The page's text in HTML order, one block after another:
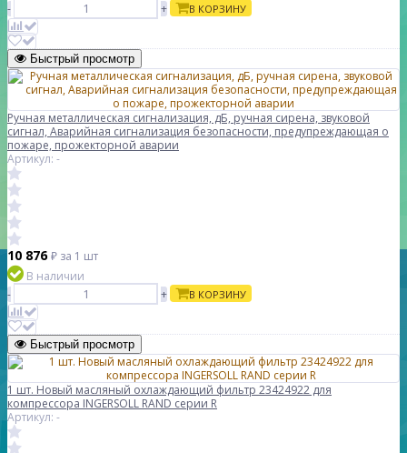
-
+ В КОРЗИНУ
Быстрый просмотр
Ручная металлическая сигнализация, дБ, ручная сирена, звуковой
сигнал, Аварийная сигнализация безопасности, предупреждающая о
пожаре, прожекторной аварии
Артикул: -
10 876₽ за 1 шт
В наличии
-
+ В КОРЗИНУ
Быстрый просмотр
1 шт. Новый масляный охлаждающий фильтр 23424922 для
компрессора INGERSOLL RAND серии R
Артикул: -